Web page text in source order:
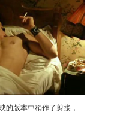
的版本中稍作了剪接，